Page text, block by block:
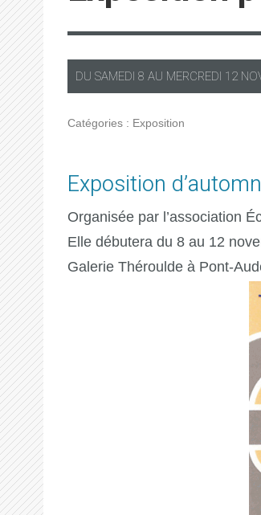
DU SAMEDI 8 AU MERCREDI 12
Catégories : Exposition
Exposition
Organisée par l’association
Elle débutera du 8 au 12
Galerie Théroulde à Pont-